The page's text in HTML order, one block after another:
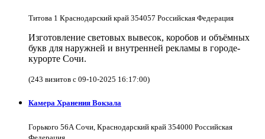
Титова 1 Краснодарский край 354057 Российская Федерация
Изготовление световых вывесок, коробов и объёмных
букв для наружней и внутренней рекламы в городе-
курорте Сочи.
(243 визитов с 09-10-2025 16:17:00)
Камера Хранения Вокзала
Горького 56А Сочи, Краснодарский край 354000 Российская